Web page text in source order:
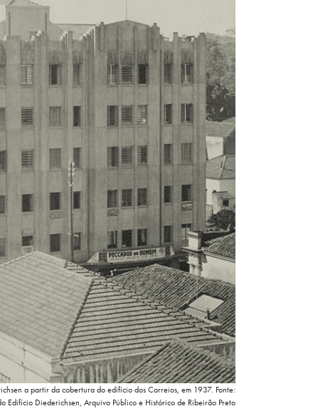
a partir da cobertura do edifício dos Correios, em 1937. Fonte:
Edifício Diederichsen, Arquivo Público e Histórico de Ribeirão Preto